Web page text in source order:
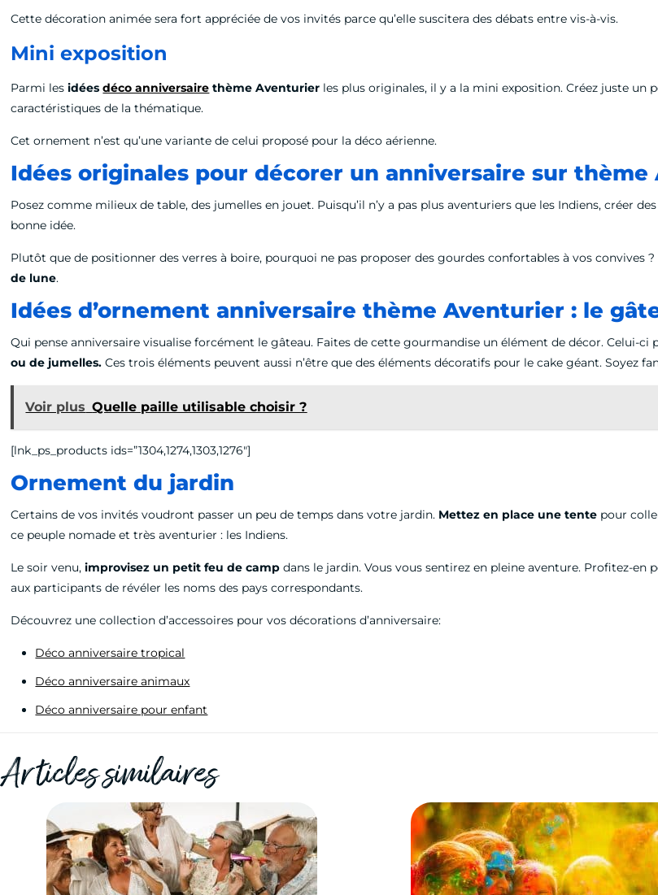
Cette décoration animée sera fort appréciée de vos invités parce qu’elle suscitera des débats entre vis-à-vis.
Mini exposition
Parmi lesidéesdéco anniversaire thème Aventurier les plus originales, il y a la mini exposition. Créez juste
caractéristiques de la thématique.
Cet ornement n’est qu’une variante de celui proposé pour la déco aérienne.
Idées originales pour décorer un anniversaire sur thème
Posez comme milieux de table, des jumelles en jouet. Puisqu’il n’y a pas plus aventuriers que les Indiens, créer
bonne idée.
Plutôt que de positionner des verres à boire, pourquoi ne pas proposer des gourdes confortables à vos convives
de lune.
Idées d’ornement anniversaire thème Aventurier : le
Qui pense anniversaire visualise forcément le gâteau. Faites de cette gourmandise un élément de décor. Celui-ci
ou de jumelles. Ces trois éléments peuvent aussi n’être que des éléments décoratifs pour le cake géant. Soyez
Voir plus Quelle paille utilisable choisir ?
[lnk_ps_products ids=”1304,1274,1303,1276″]
Ornement du jardin
Certains de vos invités voudront passer un peu de temps dans votre jardin. Mettez en place une tente pour
ce peuple nomade et très aventurier : les Indiens.
Le soir venu,improvisez un petit feu de camp dans le jardin. Vous vous sentirez en pleine aventure. Profitez-
aux participants de révéler les noms des pays correspondants.
Découvrez une collection d’accessoires pour vos décorations d’anniversaire:
Déco anniversaire tropical
Déco anniversaire animaux
Déco anniversaire pour enfant
Articles similaires